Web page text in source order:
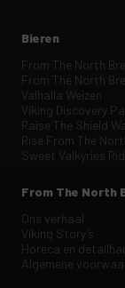
Bieren
From The North
From The North
Valhalla Weizen
Viking Discovery
Raise The Shield
Rise From The
Sweet Valkyries
From The North
Ons verhaal
Viking Story’s
Horeca en
Algemene